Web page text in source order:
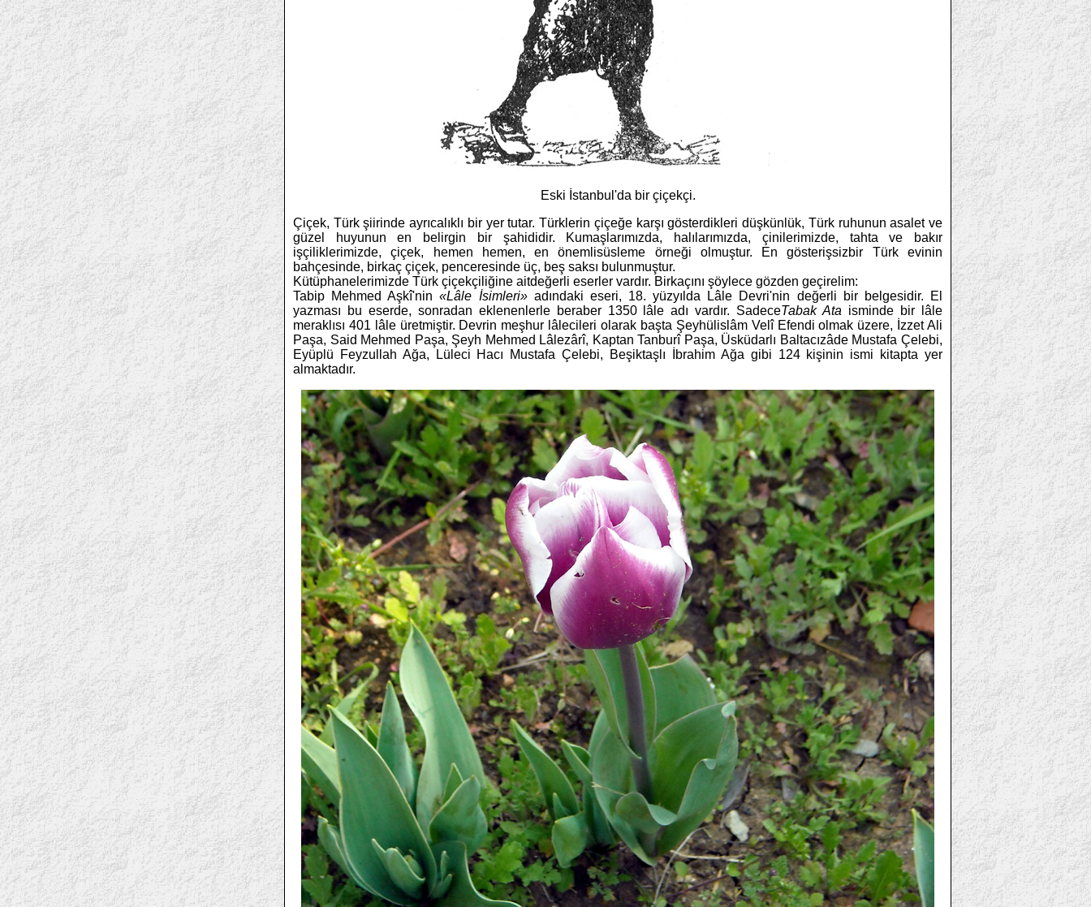
Eski İstanbul'da bir çiçekçi.
Çiçek, Türk şiirinde ayrıcalıklı bir yer tutar. Türklerin çiçeğe karşı gösterdikleri düşkünlük, Türk ruhunun asalet ve
güzel huyunun en belirgin bir şahididir. Kumaşlarımızda, halılarımızda, çinilerimizde, tahta ve bakır
işçiliklerimizde, çiçek, hemen hemen, en önemlisüsleme örneği olmuştur. En gösterişsizbir Türk evinin
bahçesinde, birkaç çiçek, penceresinde üç, beş saksı bulunmuştur.
Kütüphanelerimizde Türk çiçekçiliğine aitdeğerli eserler vardır. Birkaçını şöylece gözden geçirelim:
Tabip Mehmed Aşkî'nin«Lâle İsimleri»adındaki eseri, 18. yüzyılda Lâle Devri'nin değerli bir belgesidir. El
yazması bu eserde, sonradan eklenenlerle beraber 1350 lâle adı vardır. SadeceTabak Ata isminde bir lâle
meraklısı 401 lâle üretmiştir. Devrin meşhur lâlecileri olarak başta Şeyhülislâm Velî Efendi olmak üzere, İzzet Ali
Paşa, Said Mehmed Paşa, Şeyh Mehmed Lâlezârî, Kaptan Tanburî Paşa, Üsküdar­lı Baltacızâde Mustafa Çelebi,
Eyüplü Feyzullah Ağa, Lüleci Hacı Mustafa Çelebi, Beşiktaşlı İbrahim Ağa gibi 124 kişinin ismi kitapta yer
almaktadır.